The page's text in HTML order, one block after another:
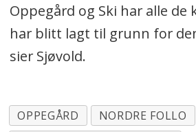
Oppegård og Ski har alle de
har blitt lagt til grunn for
sier Sjøvold.
OPPEGÅRD
NORDRE FOLLO